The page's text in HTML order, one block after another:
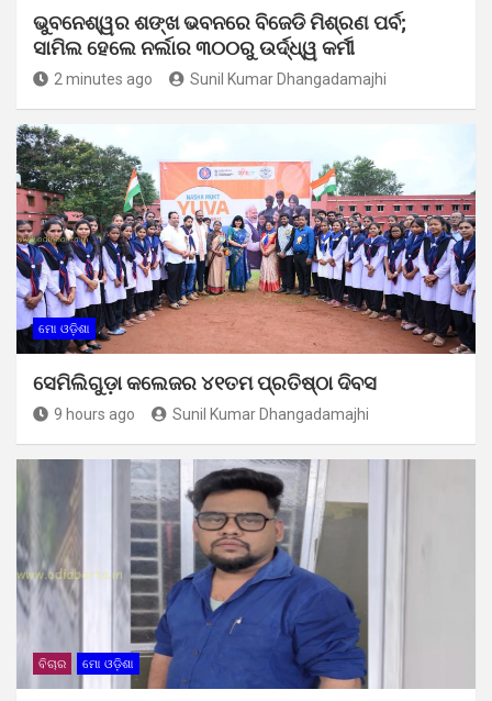
ଭୁବନେଶ୍ୱର ଶଙ୍ଖ ଭବନରେ ବିଜେଡି ମିଶ୍ରଣ ପର୍ବ;
ସାମିଲ ହେଲେ ନର୍ଲାର ୩୦୦ରୁ ଉର୍ଦ୍ଧ୍ୱ କର୍ମୀ
2 minutes ago Sunil Kumar Dhangadamajhi
ମୋ ଓଡ଼ିଶା
ସେମିଲିଗୁଡ଼ା କଲେଜର ୪୧ତମ ପ୍ରତିଷ୍ଠା ଦିବସ
9 hours ago Sunil Kumar Dhangadamajhi
ବିଚାର ମୋ ଓଡ଼ିଶା